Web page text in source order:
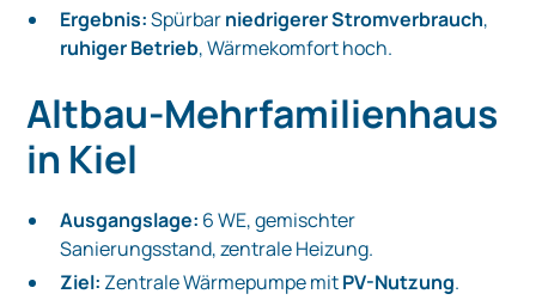
Ergebnis:Spürbarniedrigerer Stromverbrauch,
ruhiger Betrieb, Wärmekomfort hoch.
Altbau-Mehrfamilienhaus
in Kiel
Ausgangslage: 6 WE, gemischter
Sanierungsstand, zentrale Heizung.
Ziel: Zentrale Wärmepumpe mitPV-Nutzung.